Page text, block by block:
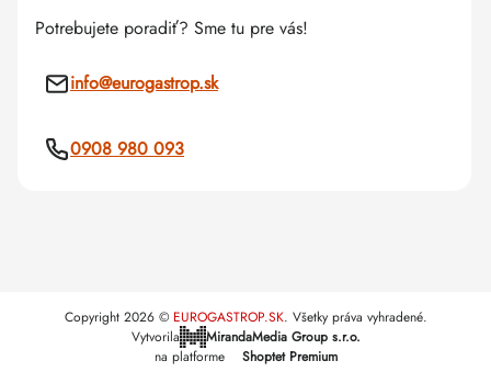
Potrebujete poradiť? Sme tu pre vás!
info@eurogastrop.sk
0908 980 093
Vytvorila
MirandaMedia Group s.r.o.
na platforme
Shoptet Premium
Copyright 2026 EUROGASTROP.SK. Všetky práva vyhradené.